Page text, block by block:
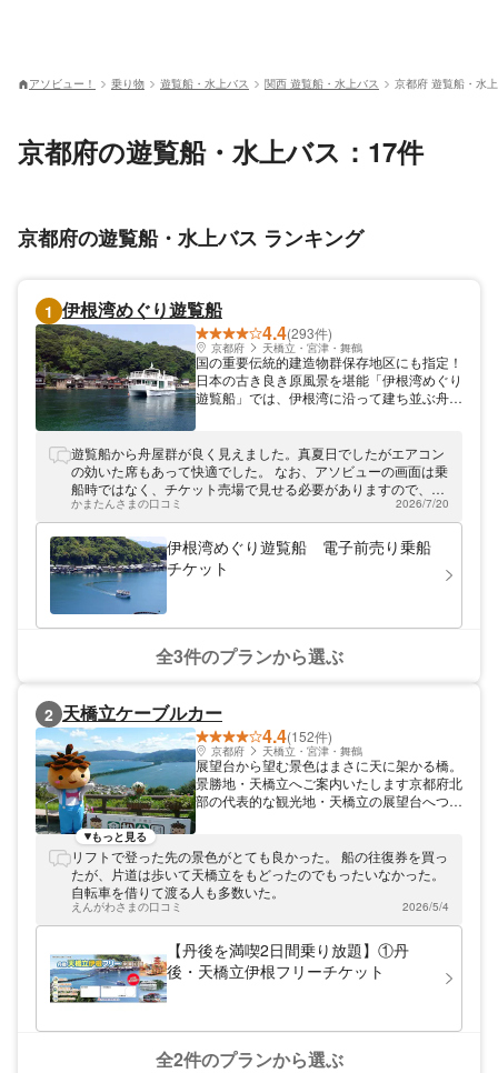
アソビュー！ 乗り物 遊覧船・水上バス 関西 遊覧船・水上バス 京都府 遊覧船・水
京都府の遊覧船・水上バス：17件
京都府の遊覧船・水上バス ランキング
1 伊根湾めぐり遊覧船
4.4(293件)
京都府 天橋立・宮津・舞鶴
国の重要伝統的建造物群保存地区にも指定！
日本の古き良き原風景を堪能「伊根湾めぐり
遊覧船」では、伊根湾に沿って建ち並ぶ舟屋
上からのカモメにエサやりもできて、盛り上
がること間違いなし！SNS映えやお子さま
とのご参加など、素敵な思い出の1ページに
なりますよ。お近くを観光の際は、是非お立
ち寄りください。
遊覧船から舟屋群が良く見えました。真夏日でしたがエアコン
の効いた席もあって快適でした。 なお、アソビューの画面は乗
船時ではなく、チケット売場で見せる必要がありますので、現
地へ着いたらチケットカウンターに行きましょう。団体が多い
ので、受付しないでいると、1便後になってしまいます。 お土
産コーナーは狭いですが近くの道の駅より充実しているので、
待ち時間に眺めているといいと思います。
かまたんさまの口コミ 2026/7/20
伊根湾めぐり遊覧船 電子前売り乗船
チケット
全3件のプランから選ぶ
2 天橋立ケーブルカー
4.4(152件)
京都府 天橋立・宮津・舞鶴
展望台から望む景色はまさに天に架かる橋。
景勝地・天橋立へご案内いたします京都府北
部の代表的な観光地・天橋立の展望台へつな
り、特に北側にある展望台「天橋立傘松公
園」からの景観は股のぞき発祥の地として知
られています。ケーブルカー・リフトで訪れ
る展望台からは、空と大地が織りなすここに
しかない絶景がご覧いただけます。
もっと見る
リフトで登った先の景色がとても良かった。 船の往復券を買っ
たが、片道は歩いて天橋立をもどったのでもったいなかった。
自転車を借りて渡る人も多数いた。
えんがわさまの口コミ 2026/5/4
【丹後を満喫2日間乗り放題】①丹
後・天橋立伊根フリーチケット
全2件のプランから選ぶ